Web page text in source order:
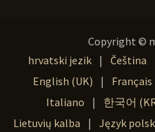
Copyright ©
hrvatski jezik | Čeština
English (UK)
| Français
Italiano
| 한국어
Lietuvių kalba
| Język